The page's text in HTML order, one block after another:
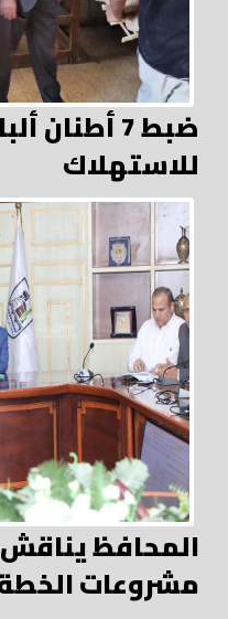
ضبط 7
للاستهلاك
المحافظ
مشروعات